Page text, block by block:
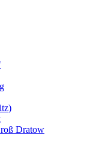
Dratow